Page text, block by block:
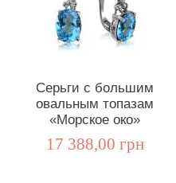
Серьги с большим
овальным топазам
«Морское око»
17 388,00 грн